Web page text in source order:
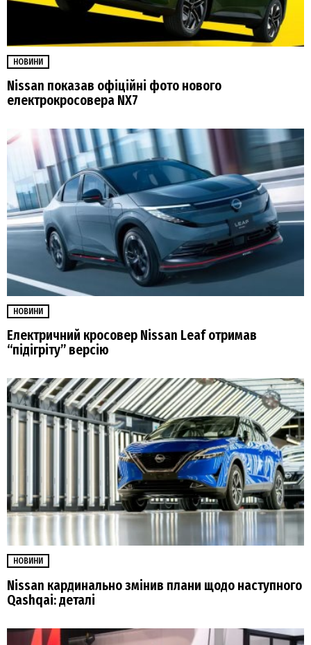
НОВИНИ
Nissan показав офіційні фото нового
електрокросовера NX7
НОВИНИ
Електричний кросовер Nissan Leaf отримав
“підігріту” версію
НОВИНИ
Nissan кардинально змінив плани щодо наступного
Qashqai: деталі